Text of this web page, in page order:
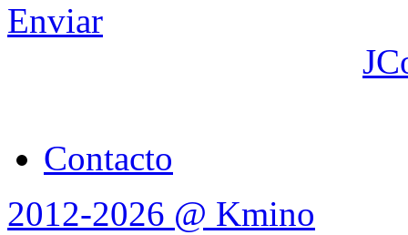
Enviar
Contacto
2012-2026 @ Kmino